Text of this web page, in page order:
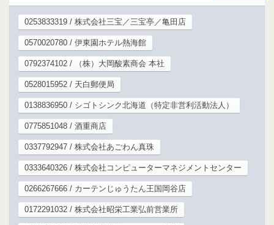
0253833319 / 株式会社三宝／三宝亭／亀田店
0570020780 / 伊東園ホテル熱海館
0792374102 / （株）大岡酸素商会 本社
0528015952 / 天白郵便局
0138836950 / シゴトシンク北海道（特定非営利活動法人）
0775851048 / 酒重商店
0337792947 / 株式会社あごわん真珠
0333640326 / 株式会社コンピューターマネジメントセンター
0266267666 / カーテンじゅうたん王国岡谷店
0172291032 / 株式会社昭栄工業弘前営業所